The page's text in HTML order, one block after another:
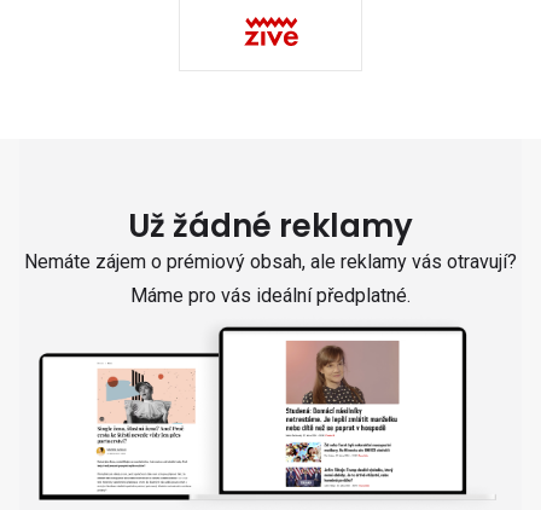
Už žádné reklamy
Nemáte zájem o prémiový obsah, ale reklamy vás otravují?
Máme pro vás ideální předplatné.